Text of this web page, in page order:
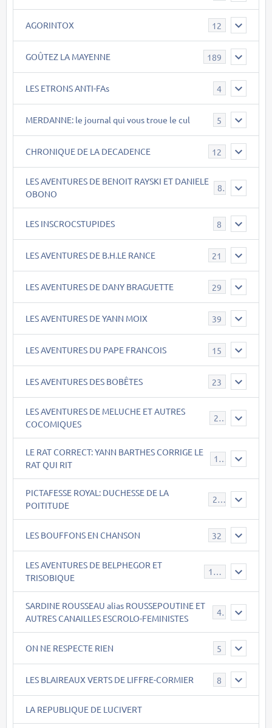
AGORINTOX 12
GOÛTEZ LA MAYENNE 189
LES ETRONS ANTI-FAs 4
MERDANNE: le journal qui vous troue le cul 5
CHRONIQUE DE LA DECADENCE 12
LES AVENTURES DE BENOIT RAYSKI ET DANIELE
OBONO
8
LES INSCROCSTUPIDES 8
LES AVENTURES DE B.H.LE RANCE 21
LES AVENTURES DE DANY BRAGUETTE 29
LES AVENTURES DE YANN MOIX 39
LES AVENTURES DU PAPE FRANCOIS 15
LES AVENTURES DES BOBÊTES 23
LES AVENTURES DE MELUCHE ET AUTRES
COCOMIQUES
22
LE RAT CORRECT: YANN BARTHES CORRIGE LE
RAT QUI RIT
15
PICTAFESSE ROYAL: DUCHESSE DE LA
POITITUDE
23
LES BOUFFONS EN CHANSON 32
LES AVENTURES DE BELPHEGOR ET
TRISOBIQUE
147
SARDINE ROUSSEAU alias ROUSSEPOUTINE ET
AUTRES CANAILLES ESCROLO-FEMINISTES
40
ON NE RESPECTE RIEN 5
LES BLAIREAUX VERTS DE LIFFRE-CORMIER 8
LA REPUBLIQUE DE LUCIVERT